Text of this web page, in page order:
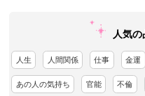
人気
人生 人間関係 仕事 金運
あの人の気持ち 官能 不倫